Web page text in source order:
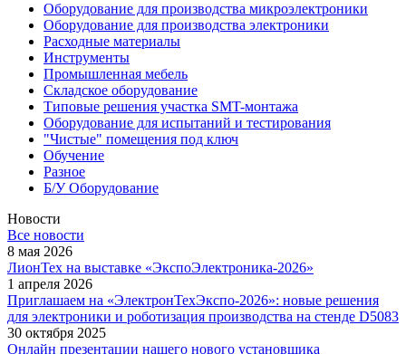
Оборудование для производства микроэлектроники
Оборудование для производства электроники
Расходные материалы
Инструменты
Промышленная мебель
Складское оборудование
Типовые решения участка SMT-монтажа
Оборудование для испытаний и тестирования
"Чистые" помещения под ключ
Обучение
Разное
Б/У Оборудование
Новости
Все новости
8 мая 2026
ЛионТех на выставке «ЭкспоЭлектроника-2026»
1 апреля 2026
Приглашаем на «ЭлектронТехЭкспо-2026»: новые решения
для электроники и роботизация производства на стенде D5083
30 октября 2025
Онлайн презентации нашего нового установщика